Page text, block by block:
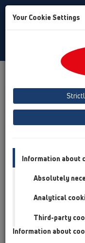
přehled
Sprchový žlab
přehled produktů
Sprchový žlab
Výrobky
montáž
HL50
Your Cookie Settings
Information about
Absolutely
Analytical
Third-party
Information about